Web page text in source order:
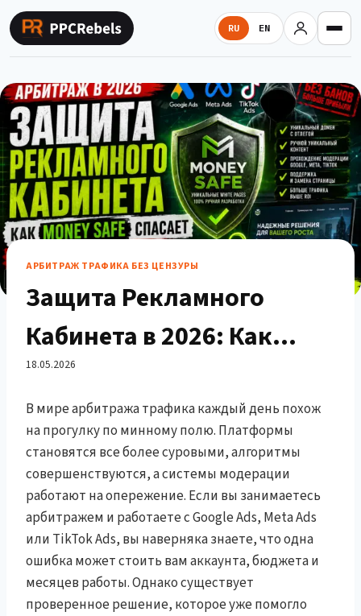
Перейти
содержимому
RU EN
АРБИТРАЖ ТРАФИКА БЕЗ ЦЕНЗУРЫ
Защита Рекламного
Кабинета в 2026: Как
Money Safe Спасает
Арбитражников от Банов
и Модерации
18.05.2026
В мире арбитража трафика каждый день похож
на прогулку по минному полю. Платформы
становятся все более суровыми, алгоритмы
совершенствуются, а системы модерации
работают на опережение. Если вы занимаетесь
арбитражем и работаете с Google Ads, Meta Ads
или TikTok Ads, вы наверняка знаете, что одна
ошибка может стоить вам аккаунта, бюджета и
месяцев работы. Однако существует
проверенное решение, которое уже помогло